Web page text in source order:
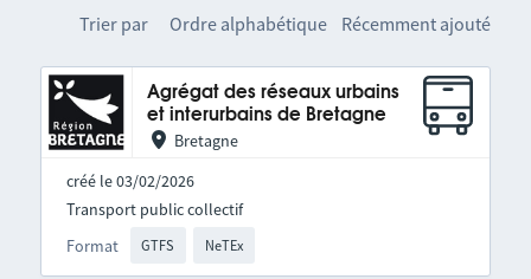
Trier par Ordre alphabétique Récemment ajouté
Agrégat des réseaux urbains
et interurbains de Bretagne
Bretagne
créé le 03/02/2026
Format GTFS NeTEx
Transport public collectif